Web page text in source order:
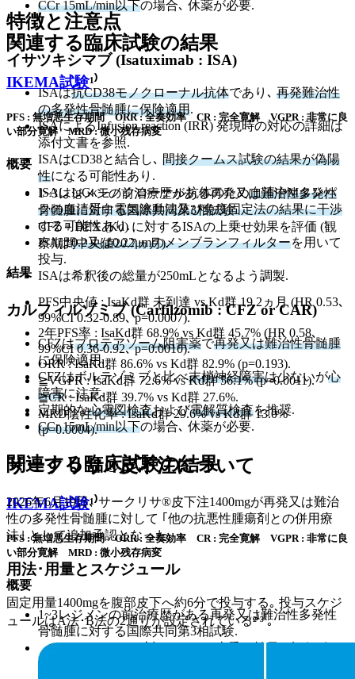
CCr 15mL/min以下の場合､ 休薬が必要.
関連する臨床試験の結果
IKEMA試験¹⁾
PFS : 無増悪生存期間 ORR : 全奏効率 CR : 完全寛解 VGPR : 非常に良
い部分寛解 MRD : 微小残存病変
概要
1~3レジメンの前治療歴がある再発又は難治性多発性
骨髄腫に対する国際共同第3相試験.
CFZ＋DEX (Kd) に対するISAの上乗せ効果を評価 (観
察期間中央値20.7ヵ月).
結果
PFS中央値 : IsaKd群 未到達 vs Kd群 19.2ヵ月 (HR 0.53､
99%CI 0.32-0.89､ p=0.0007).
2年PFS率 : IsaKd群 68.9% vs Kd群 45.7% (HR 0.58､
99%CI 0.36-0.92､ p=0.0010).
ORR : IsaKd群 86.6% vs Kd群 82.9% (p=0.193).
≧VGPR : IsaKd群 72.6% vs Kd群 56.1% (p=0.0011).
≧CR : IsaKd群 39.7% vs Kd群 27.6%.
MRD陰性化率 : IsaKd群 29.6% vs Kd群 13.0%
(p=0.0004).
サークリサ®皮下注について
2026年6月19日､ サークリサ®皮下注1400mgが再発又は難治
性の多発性骨髄腫に対して ｢他の抗悪性腫瘍剤との併用療
法｣ として追加承認となった｡
用法･用量とスケジュール
固定用量1400mgを腹部皮下へ約6分で投与する｡ 投与スケジ
ュールはA法･B法の2通りが設定されている²⁾³⁾｡
特徴と注意点
イサツキシマブ (Isatuximab : ISA)
ISAは抗CD38モノクローナル抗体であり､ 再発難治性
の多発性骨髄腫に保険適用.
ISAによるInfusion reaction (IRR) 発現時の対応の詳細は
添付文書を参照.
ISAはCD38と結合し､ 間接クームス試験の結果が偽陽
性になる可能性あり.
ISAはIgGκモノクローナル抗体のため血清中Mタンパ
クの血清蛋白電気泳動法及び免疫固定法の結果に干渉
する可能性あり.
ISAは0.2又は0.22μmのメンブランフィルターを用いて
投与.
ISAは希釈後の総量が250mLとなるよう調製.
カルフィルゾミブ (Carfilzomib : CFZ or CAR)
CFZはプロテアソーム阻害薬で再発又は難治性骨髄腫
に保険適用.
CFZはボルテゾミブと比べ末梢神経障害は少ないが心
障害に注意.
定期的な心電図検査および電解質検査を推奨.
CCr 15mL/min以下の場合､ 休薬が必要.
関連する臨床試験の結果
IKEMA試験¹⁾
PFS : 無増悪生存期間 ORR : 全奏効率 CR : 完全寛解 VGPR : 非常に良
い部分寛解 MRD : 微小残存病変
概要
1~3レジメンの前治療歴がある再発又は難治性多発性
骨髄腫に対する国際共同第3相試験.
CFZ＋DEX (Kd) に対するISAの上乗せ効果を評価 (観
察期間中央値20.7ヵ月).